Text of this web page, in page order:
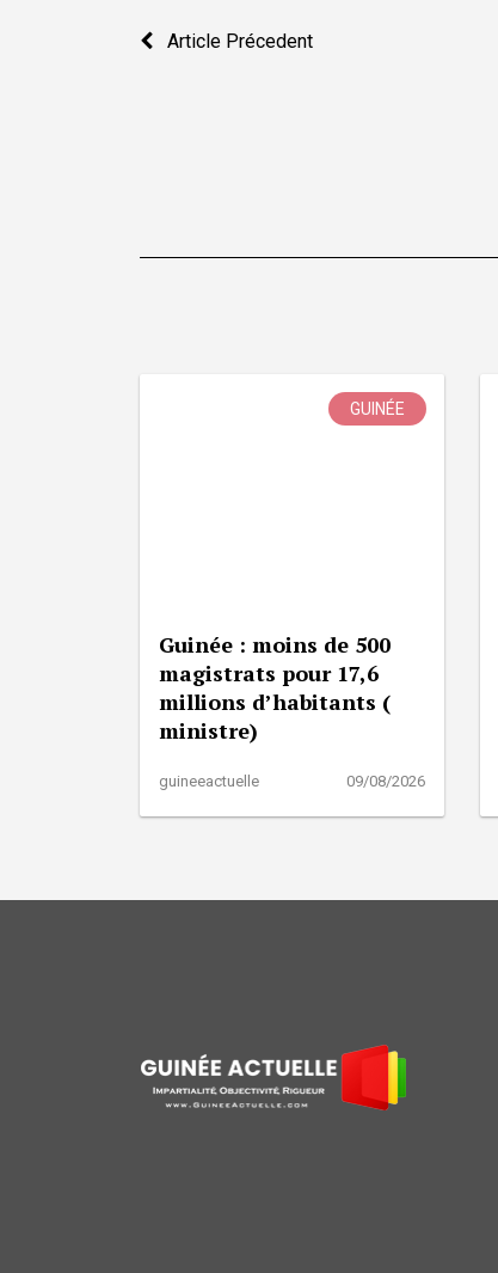
Navigation
Article Précedent
GUINÉE
Guinée : moins de 500
magistrats pour 17,6
millions d’habitants (
ministre)
guineeactuelle 09/08/2026